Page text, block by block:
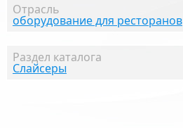
Отрасль
оборудование для ресторанов
Раздел каталога
Слайсеры